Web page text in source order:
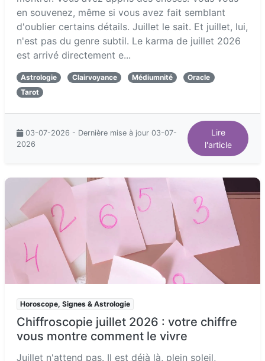
en souvenez, même si vous avez fait semblant
d'oublier certains détails. Juillet le sait. Et juillet, lui,
n'est pas du genre subtil. Le karma de juillet 2026
est arrivé directement e...
Astrologie Clairvoyance Médiumnité
Oracle
Tarot
03-07-2026 - Dernière mise à jour 03-07-
2026
Lire
l'article
Horoscope, Signes & Astrologie
Chiffroscopie juillet 2026 : votre chiffre
vous montre comment le vivre
Juillet n'attend pas. Il est déjà là, plein soleil,